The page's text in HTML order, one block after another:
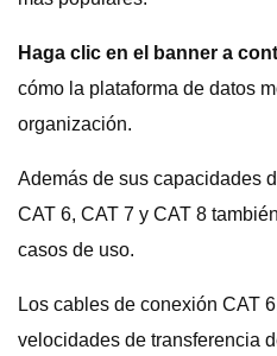
Haga clic en el banner a
cómo la plataforma de datos
organización.
Además de sus capacidades
CAT 6, CAT 7 y CAT 8
casos de uso.
Los cables de conexión CAT
velocidades de transferencia